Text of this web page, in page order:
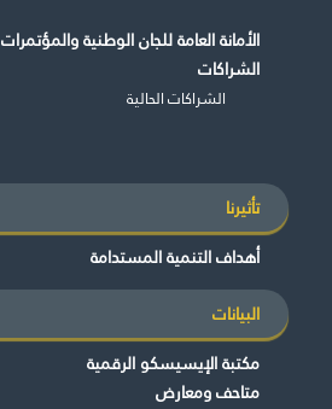
الأمانة العامة للجان الوطنية والمؤتمرات
الشراكات
الشراكات الحالية
تأثيرنا
أهداف التنمية المستدامة
البيانات
مكتبة الإيسيسكو الرقمية
متاحف ومعارض